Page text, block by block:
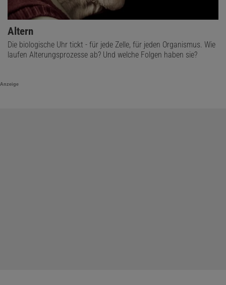
Altern
Die biologische Uhr tickt - für jede Zelle, für jeden Organismus. Wie
laufen Alterungsprozesse ab? Und welche Folgen haben sie?
Anzeige